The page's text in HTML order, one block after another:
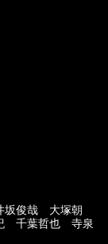
俊哉 大塚朝
千葉哲也 寺泉